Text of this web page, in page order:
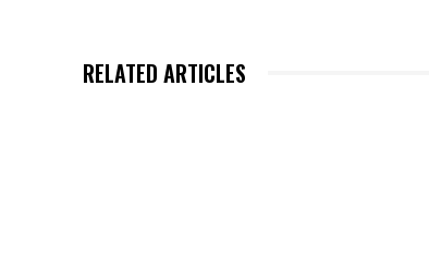
RELATED ARTICLES